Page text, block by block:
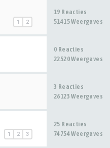
1 2
19 Reacties
51415 Weergaves
0 Reacties
22520 Weergaves
3 Reacties
26123 Weergaves
1 2 3
25 Reacties
74754 Weergaves